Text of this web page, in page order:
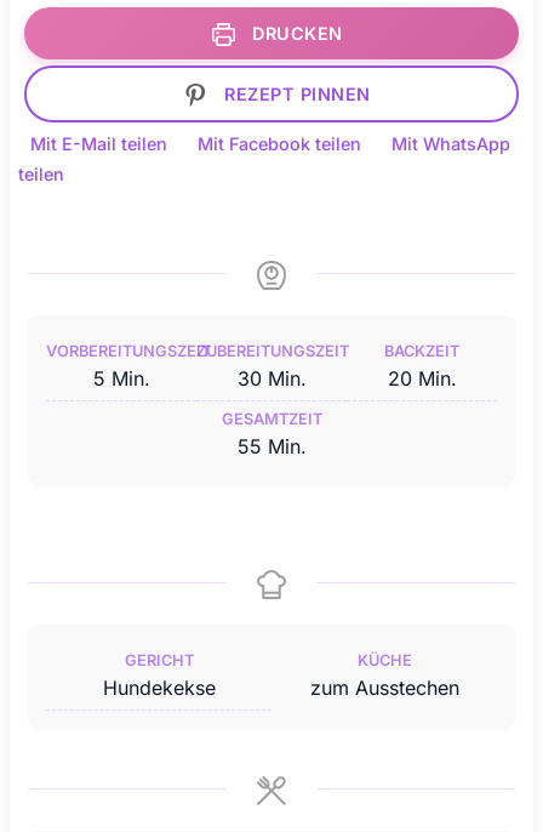
DRUCKEN
REZEPT PINNEN
Mit E-Mail teilen Mit Facebook teilen
Mit WhatsApp
teilen
VORBEREITUNGSZEIT
5Minuten
Min.
ZUBEREITUNGSZEIT
30Minuten
Min.
BACKZEIT
20Minuten
Min.
GESAMTZEIT
55Minuten
Min.
GERICHT
Hundekekse
KÜCHE
zum Ausstechen